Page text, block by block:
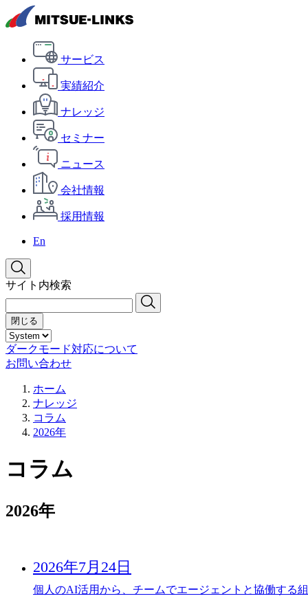
サービス
実績紹介
ナレッジ
セミナー
ニュース
会社情報
採用情報
En
サイト内検索
閉じる
ダークモード対応について
お問い合わせ
ホーム
ナレッジ
コラム
2026年
コラム
2026年
2026年7月24日
個人のAI活用から、チームでエージェントと協働する